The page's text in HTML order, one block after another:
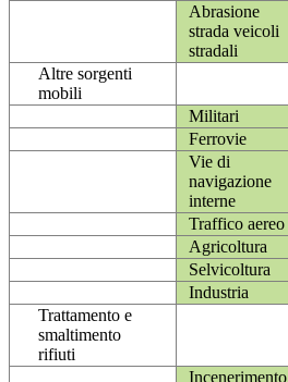
Abrasione
strada veicoli
stradali
Altre sorgenti
mobili
Militari
Ferrovie
Vie di
navigazione
interne
Traffico aereo
Agricoltura
Selvicoltura
Industria
Trattamento e
smaltimento
rifiuti
Incenerimento